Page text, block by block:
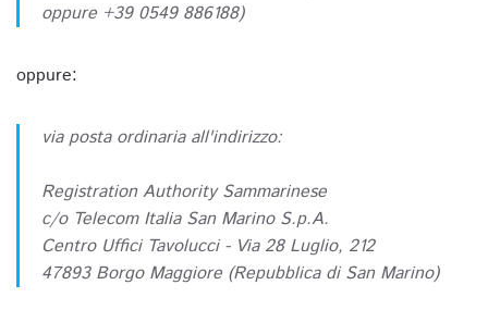
oppure +39 0549 886188)
oppure:
via posta ordinaria all'indirizzo:
Registration Authority Sammarinese
c/o Telecom Italia San Marino S.p.A.
Centro Uffici Tavolucci - Via 28 Luglio, 212
47893 Borgo Maggiore (Repubblica di San Marino)